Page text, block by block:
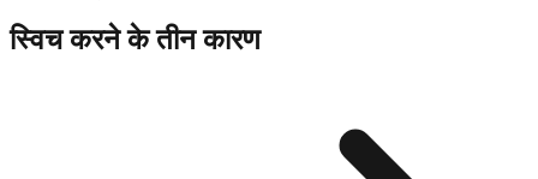
स्विच करने के तीन कारण